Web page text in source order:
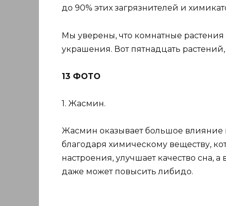
до 90% этих загрязнителей и
Мы уверены, что комнатные
украшения. Вот пятнадцать
13 ФОТО
1. Жасмин.
Жасмин оказывает большое влияние
благодаря химическому веществу,
настроения, улучшает качество сна,
даже может повысить либидо.